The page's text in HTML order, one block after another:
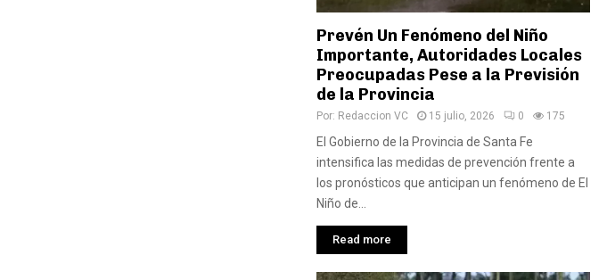
Prevén Un Fenómeno del Niño
Importante, Autoridades Locales
Preocupadas Pese a la Previsión
de la Provincia
Por: Redaccion VC 15 julio, 2026 0 175
El Gobierno de la Provincia de Santa Fe
intensifica las medidas de prevención frente a
los pronósticos que anticipan un fenómeno de El
Niño de...
Read more